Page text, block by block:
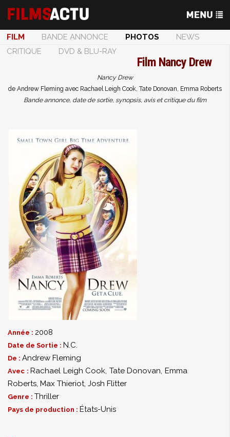
FILM BANDE ANNONCE PHOTOS
NEWS
CRITIQUE
DVD & BLU-RAY
Film Nancy Drew
Nancy Drew
de Andrew Fleming avec Rachael Leigh Cook, Tate Donovan, Emma Roberts
Bande annonce, date de sortie, synopsis, avis et critique du film
Année : 2008
Date de Sortie : N.C.
De : Andrew Fleming
Avec : Rachael Leigh Cook, Tate Donovan,Emma
Roberts, Max Thieriot, Josh Flitter
Genre : Thriller
Pays de production : États-Unis